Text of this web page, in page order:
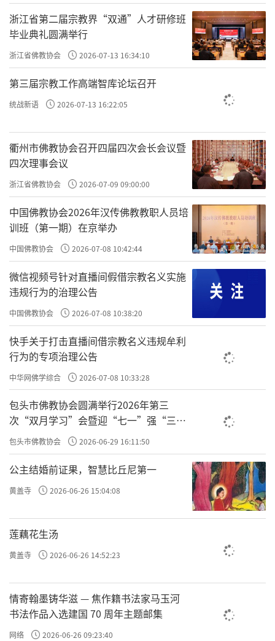
定，能量值从250～400，能量值就要低一些
了。我们可以说红色的叫感性，蓝色的叫理
性；红色的是积极的心态。
再往下绿色和灰色，绿色从200到100能量
值，有勇气、骄傲、愤怒、欲望、恐惧，这主
恨恼怒烦。到最下面100以下灰色的悲伤、冷
淡、罪恶感、羞愧，它的情绪是失望、绝望、
自责、自闭……很多这样的情绪。
我们现在都知道，你是能量，这个也没有
人会怀疑吧。因为我们都是能量嘛，物质就是
能量，能量就是物质。但是这个能量不一样，
我们大家都知道的一句话：“一个人的成功，
智商只占15%，情商占85%。”我们以为情商
是会处理人际关系、会说话、会待人处事；不
是。情商是管理情绪的能力，这叫情商。我们
现在很多人情商是很低的。我们很重视智商，
但是决定你人生成功85%的是情商。情商就是
情绪，就是能量水平，这是科学告诉我们的。
我们也能看到，每个人情绪水平不一样，
天生的，有的人就积极、有的人就消极，从娘
胎里带出来的。我们说聪明程度从娘胎里带出
来的，这个孩子很聪明，学什么都会；那个孩
子很笨。情商、情绪也是带过来的。后天对你
有影响，但先天，你本身是积极的，消极的，
从小就能看出来。我们说3岁看大，7岁看老，
看什么？就看你的情绪和你的智力。他还没有
被后天给污染太多，他就已经呈现出来不同的
情绪状态。这不就是先天吗？
情绪就是命啊。就刚才说的
浙江省第二届宗教界“双通”人才研修班
毕业典礼圆满举行
浙江省佛教协会 2026-07-13 16:34:10
第三届宗教工作高端智库论坛召开
统战新语 2026-07-13 16:22:05
衢州市佛教协会召开四届四次会长会议暨
四次理事会议
浙江省佛教协会 2026-07-09 09:00:00
中国佛教协会2026年汉传佛教教职人员培
训班（第一期）在京举办
中国佛教协会 2026-07-08 10:42:44
微信视频号针对直播间假借宗教名义实施
违规行为的治理公告
中国佛教协会 2026-07-08 10:38:20
快手关于打击直播间借宗教名义违规牟利
行为的专项治理公告
中华网佛学综合 2026-07-08 10:33:28
包头市佛教协会圆满举行2026年第三
次“双月学习”会暨迎“七一”强“三
爱”主题书画笔会
包头市佛教协会 2026-06-29 16:11:50
公主结婚前证果，智慧比丘尼第一
黄盖寺 2026-06-26 15:04:08
莲藕花生汤
黄盖寺 2026-06-26 14:52:23
情寄翰墨铸华滋 — 焦作籍书法家马玉河
书法作品入选建国 70 周年主题邮集
网络 2026-06-26 09:23:40